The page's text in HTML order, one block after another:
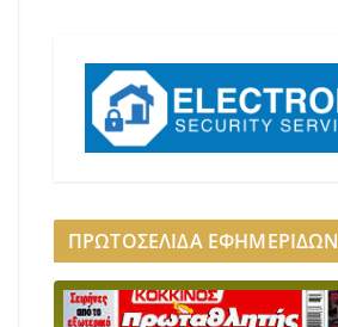
ΠΡΩΤΟΣΕΛΙΔΑ ΕΦΗΜΕΡΙΔΩΝ